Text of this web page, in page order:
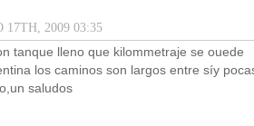
17TH, 2009 03:35
tanque lleno que kilommetraje se ouede
los caminos son largos entre síy
saludos